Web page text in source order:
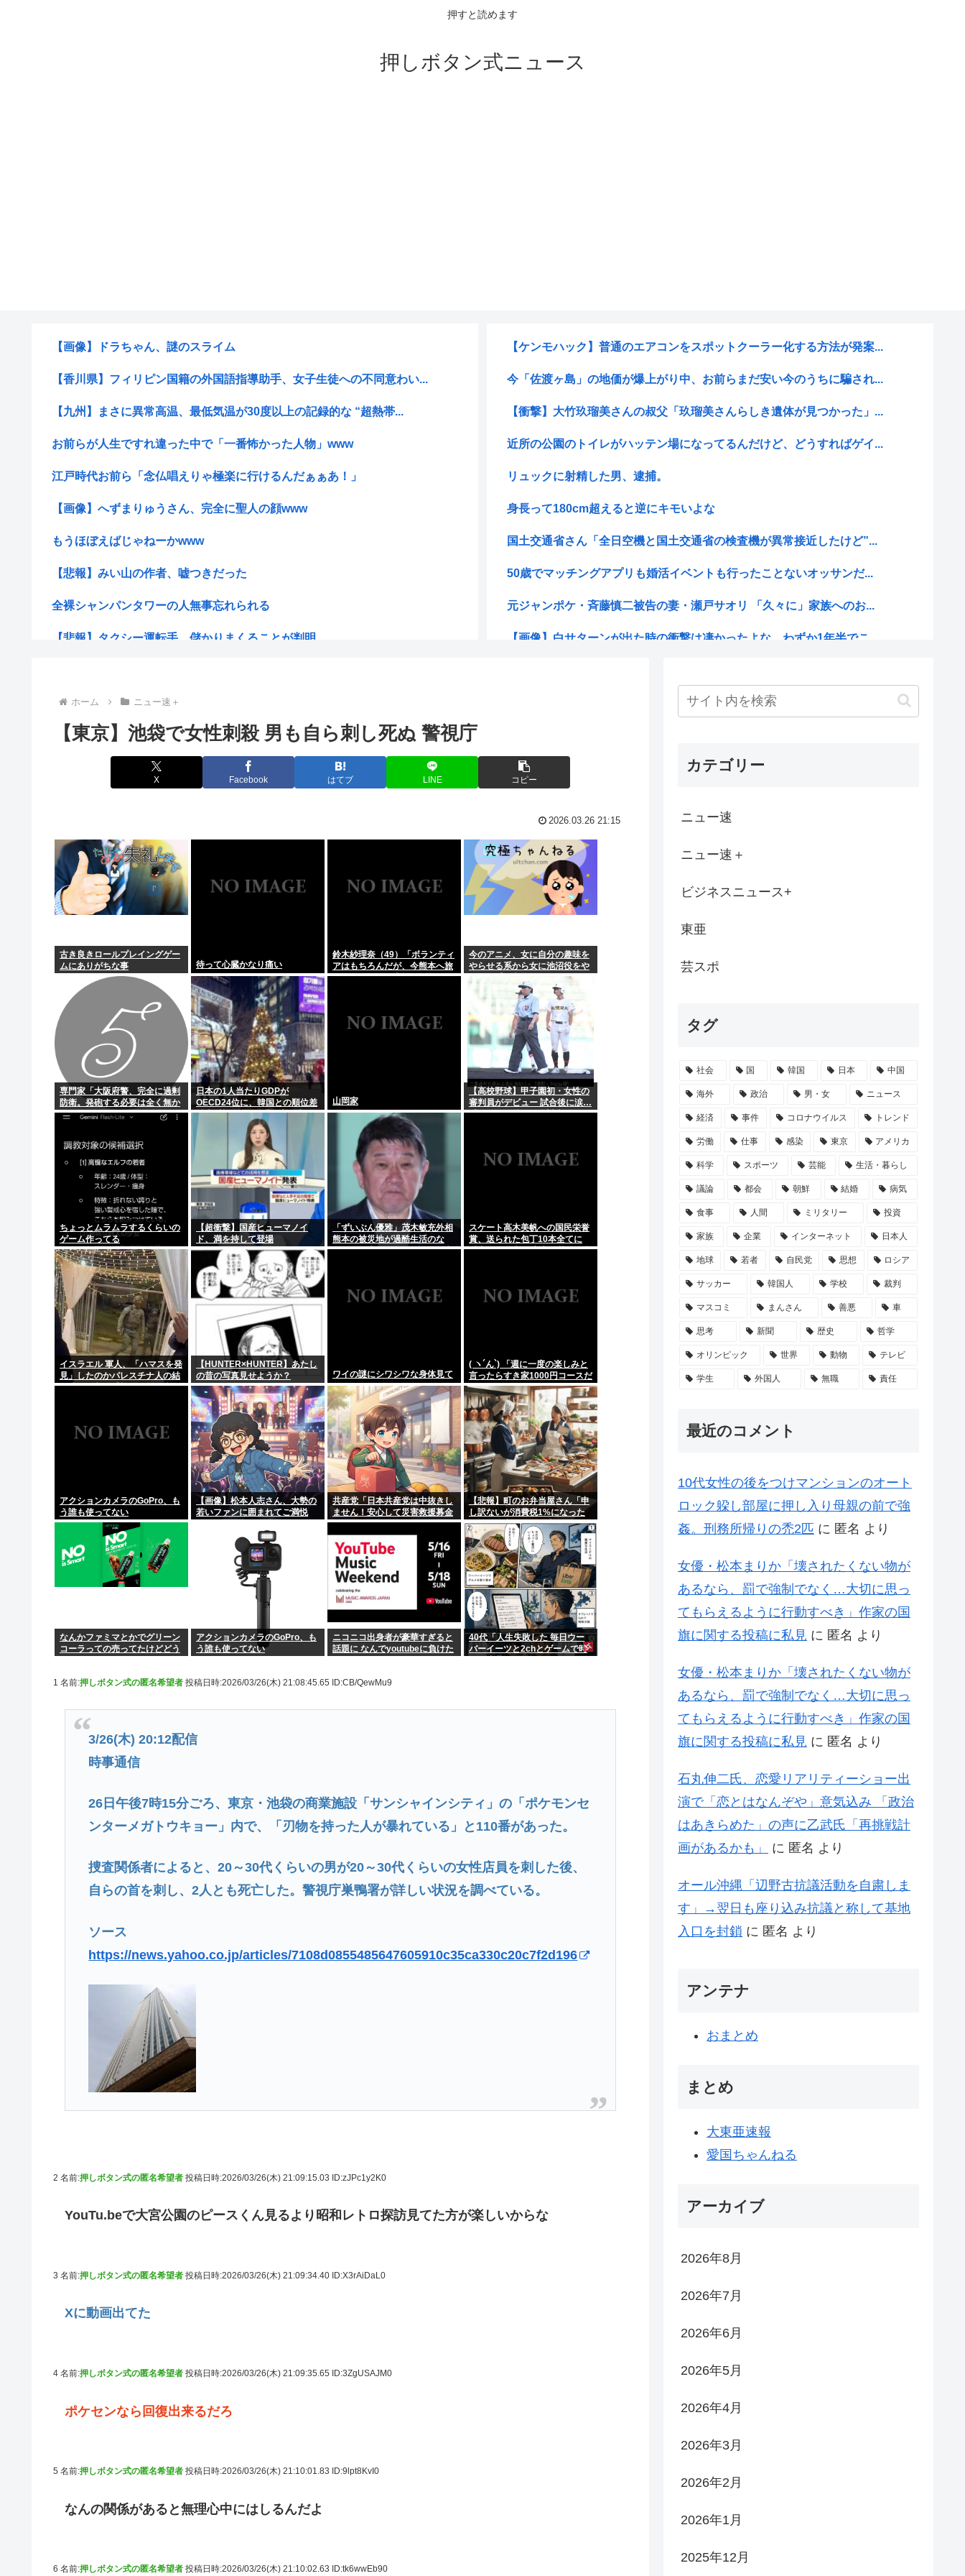
押すと読めます
押しボタン式ニュース
【画像】ドラちゃん、謎のスライム
【香川県】フィリピン国籍の外国語指導助手、女子生徒への不同意わい...
【九州】まさに異常高温、最低気温が30度以上の記録的な “超熱帯...
お前らが人生ですれ違った中で「一番怖かった人物」www
江戸時代お前ら「念仏唱えりゃ極楽に行けるんだぁぁあ！」
【画像】へずまりゅうさん、完全に聖人の顔www
もうほぼえばじゃねーかwww
【悲報】みい山の作者、嘘つきだった
全裸シャンパンタワーの人無事忘れられる
【悲報】タクシー運転手、儲かりまくることが判明
【画像】女子アナの胸チ〇厳選スゴすぎwww
高市首相、日銀総裁に「国債買い入れ」要請 積極財政にらみ、金利抑...
【朗報】檜山沙耶(おさや)伝説のファン、子供ができたおさやへの正...
米軍 迎撃ミサイル備蓄 イラン戦闘前の5分の1に
90年代ってレトロというほど昔か…？
エアコンのクリーニングしてないやつ
坂本龍馬、特に何にもしてないのに幕末のスーパースターみたいな扱い...
ドローンがウクライナの民間人を追跡して爆発 ゼレンスキー氏「ロシ...
【経団連】大企業の賃上げ5.37%、金額は過去最高 春闘最終集計
【画像】複数の女子中学生を抱いたフツメン（50）逮捕・・・
【ケンモハック】普通のエアコンをスポットクーラー化する方法が発案...
今「佐渡ヶ島」の地価が爆上がり中、お前らまだ安い今のうちに騙され...
【衝撃】大竹玖瑠美さんの叔父「玖瑠美さんらしき遺体が見つかった」...
近所の公園のトイレがハッテン場になってるんだけど、どうすればゲイ...
リュックに射精した男、逮捕。
身長って180cm超えると逆にキモいよな
国土交通省さん「全日空機と国土交通省の検査機が異常接近したけど”...
50歳でマッチングアプリも婚活イベントも行ったことないオッサンだ...
元ジャンポケ・斉藤慎二被告の妻・瀬戸サオリ 「久々に」家族へのお...
【画像】白サターンが出た時の衝撃は凄かったよな。わずか1年半でこ...
『ジャンポケ斉藤、懲役7年の求刑』 これwww
フジテレビ「台湾軍がアメリカから購入した新型主力戦車エイブラムス...
これくらいの娘でいいから付き合いたい。。。
30歳過ぎても売れ残ってる男って「非モテ」だよな
ファミマの増量祭、前回より高くて小さくなり完全に終わるwww
渡邊渚が現れるまで、我々はPTSDという言葉すら知らなかったとい...
花火大会ってセクロス前のカップル以外誰が見るんだよ
画像 これってハゲてる？
NHK職員が番組出演者から性被害報告も放置の衝撃対応、中居正広と...
ホーム ニュー速＋
【東京】池袋で女性刺殺 男も自ら刺し死ぬ 警視庁
X Facebook はてブ LINE コピー
2026.03.26 21:15
古き良きロールプレイングゲー
ムにありがちな事
待って心臓かなり痛い
鈴木紗理奈（49）「ボランティ
アはもちろんだが、今熊本へ旅
行に行くことも支援になる」
今のアニメ、女に自分の趣味を
やらせる系から女に池沼役をや
らせる系へ変化
専門家「大阪府警、完全に過剰
防衛。発砲する必要は全く無か
った」
日本の1人当たりGDPが
OECD24位に、韓国との順位差
拡大=韓国ネット「日本は止ま
山岡家
【高校野球】甲子園初・女性の
審判員がデビュー 試合後に涙…
「嬉しい気持ちと絶対失敗しち
ちょっとムラムラするくらいの
ゲーム作ってる
【超衝撃】国産ヒューマノイ
ド、満を持して登場
「ずいぶん優雅」茂木敏充外相
熊本の被災地が過酷生活のな
か…外遊先からの”コーヒーブ
スケート高木美帆への国民栄誉
賞、送られた包丁10本全てに
『内閣総理大臣 高市早苗』の文
イスラエル 軍人、「ハマスを発
見」したのかパレスチナ人の結
婚式に乱入、手榴弾を投げ込ん
【HUNTER×HUNTER】あたし
の昔の写真見せようか？
ワイの謎にシワシワな身体見て
( ヽ´ん`) 「週に一度の楽しみと
言ったらすき家1000円コースだ
な」
アクションカメラのGoPro、も
う誰も使ってない
【画像】松本人志さん、大勢の
若いファンに囲まれてご満悦
共産党「日本共産党は中抜きし
ません！安心して災害救援募金
をしてください！」
【悲報】町のお弁当屋さん「申
し訳ないが消費税1%になった
らその分商品代を値上げする
わ」
なんかファミマとかでグリーン
コーラっての売ってたけどどう
アクションカメラのGoPro、も
う誰も使ってない
ニコニコ出身者が豪華すぎると
話題に なんでyoutubeに負けた
40代「人生失敗した 毎日ウー
バーイーツと2chとゲームで時
1 名前:押しボタン式の匿名希望者 投稿日時:2026/03/26(木) 21:08:45.65 ID:CB/QewMu9
3/26(木) 20:12配信
時事通信
26日午後7時15分ごろ、東京・池袋の商業施設「サンシャインシティ」の「ポケモンセ
ンターメガトウキョー」内で、「刃物を持った人が暴れている」と110番があった。
捜査関係者によると、20～30代くらいの男が20～30代くらいの女性店員を刺した後、
自らの首を刺し、2人とも死亡した。警視庁巣鴨署が詳しい状況を調べている。
ソース
https://news.yahoo.co.jp/articles/7108d0855485647605910c35ca330c20c7f2d196
2 名前:押しボタン式の匿名希望者 投稿日時:2026/03/26(木) 21:09:15.03 ID:zJPc1y2K0
YouTu.beで大宮公園のピースくん見るより昭和レトロ探訪見てた方が楽しいからな
3 名前:押しボタン式の匿名希望者 投稿日時:2026/03/26(木) 21:09:34.40 ID:X3rAiDaL0
Xに動画出てた
4 名前:押しボタン式の匿名希望者 投稿日時:2026/03/26(木) 21:09:35.65 ID:3ZgUSAJM0
ポケセンなら回復出来るだろ
5 名前:押しボタン式の匿名希望者 投稿日時:2026/03/26(木) 21:10:01.83 ID:9lpt8KvI0
なんの関係があると無理心中にはしるんだよ
6 名前:押しボタン式の匿名希望者 投稿日時:2026/03/26(木) 21:10:02.63 ID:tk6wwEb90
カテゴリー
ニュー速
ニュー速＋
ビジネスニュース+
東亜
芸スポ
タグ
社会 国 韓国 日本 中国
海外 政治 男・女 ニュース
経済 事件 コロナウイルス トレンド
労働 仕事 感染 東京 アメリカ
科学 スポーツ 芸能 生活・暮らし
議論 都会 朝鮮 結婚 病気
食事 人間 ミリタリー 投資
家族 企業 インターネット 日本人
地球 若者 自民党 思想 ロシア
サッカー 韓国人 学校 裁判
マスコミ まんさん 善悪 車
思考 新聞 歴史 哲学
オリンピック 世界 動物 テレビ
学生 外国人 無職 責任
最近のコメント
10代女性の後をつけマンションのオート
ロック躱し部屋に押し入り母親の前で強
姦。刑務所帰りの禿2匹 に 匿名 より
女優・松本まりか「壊されたくない物が
あるなら、罰で強制でなく…大切に思っ
てもらえるように行動すべき」作家の国
旗に関する投稿に私見 に 匿名 より
女優・松本まりか「壊されたくない物が
あるなら、罰で強制でなく…大切に思っ
てもらえるように行動すべき」作家の国
旗に関する投稿に私見 に 匿名 より
石丸伸二氏、恋愛リアリティーショー出
演で「恋とはなんぞや」意気込み 「政治
はあきらめた」の声に乙武氏「再挑戦計
画があるかも」
に 匿名 より
オール沖縄「辺野古抗議活動を自粛しま
す」→翌日も座り込み抗議と称して基地
入口を封鎖 に 匿名 より
アンテナ
おまとめ
まとめ
大東亜速報
愛国ちゃんねる
アーカイブ
2026年8月
2026年7月
2026年6月
2026年5月
2026年4月
2026年3月
2026年2月
2026年1月
2025年12月